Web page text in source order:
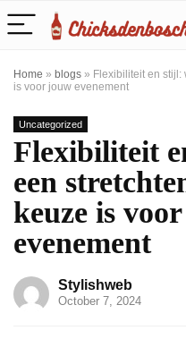
Home » blogs » Flexibiliteit en stijl:
is voor jouw evenement
Uncategorized
Flexibiliteit
een
keuze is
evenement
Stylishweb
October 7, 2024